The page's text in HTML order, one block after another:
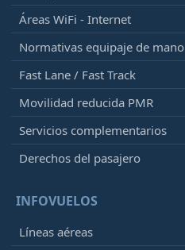
Áreas WiFi - Internet
Normativas equipaje de mano
Fast Lane / Fast Track
Movilidad reducida PMR
Servicios complementarios
Derechos del pasajero
INFOVUELOS
Líneas aéreas